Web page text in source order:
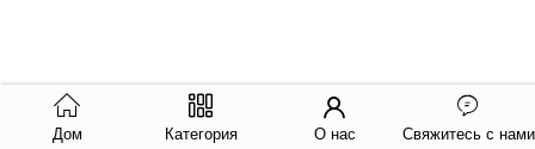
Дом Категория О нас Свяжитесь с нами